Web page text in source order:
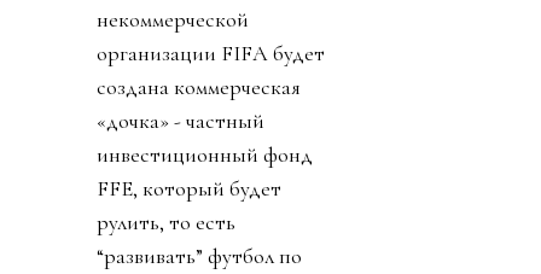
некоммерческой
организации FIFA будет
создана коммерческая
«дочка» - частный
инвестиционный фонд
FFE, который будет
рулить, то есть
“развивать” футбол по